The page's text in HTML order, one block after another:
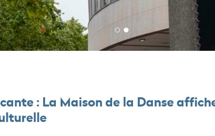
sur
1
sur
: La Maison de la Danse